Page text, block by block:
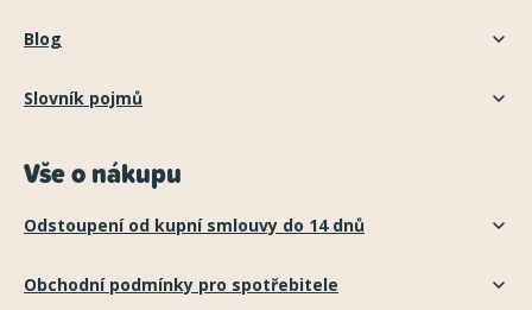
Blog
Slovník pojmů
Vše o nákupu
Odstoupení od kupní smlouvy do 14 dnů
Obchodní podmínky pro spotřebitele